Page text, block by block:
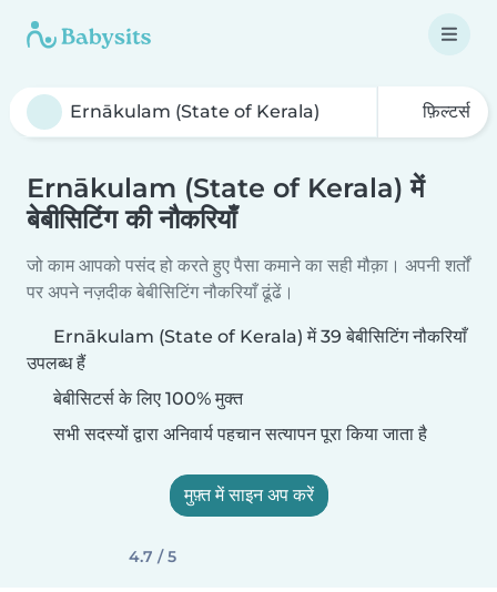
फ़िल्टर्स
Ernākulam (State of Kerala) में
बेबीसिटिंग की नौकरियाँ
जो काम आपको पसंद हो करते हुए पैसा कमाने का सही मौक़ा। अपनी शर्तों
पर अपने नज़दीक बेबीसिटिंग नौकरियाँ ढूंढें।
Ernākulam (State of Kerala) में 39 बेबीसिटिंग नौकरियाँ
उपलब्ध हैं
बेबीसिटर्स के लिए 100% मुक्त
सभी सदस्यों द्वारा अनिवार्य पहचान सत्यापन पूरा किया जाता है
मुफ़्त में साइन अप करें
4.7 / 5